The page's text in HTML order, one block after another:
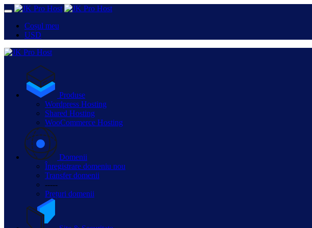
Coșul meu
USD
Produse
Wordpress Hosting
Shared Hosting
WooCommerce Hosting
Domenii
Înregistrare domeniu nou
Transfer domenii
-----
Prețuri domenii